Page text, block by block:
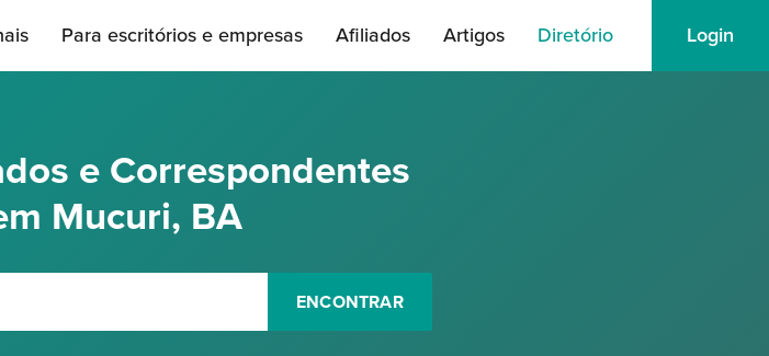
Para escritórios e empresas Afiliados Artigos Diretório Login
e Correspondentes
Mucuri, BA
ENCONTRAR